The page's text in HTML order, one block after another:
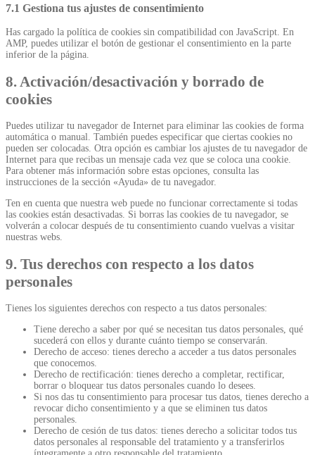
7.1 Gestiona tus ajustes de consentimiento
Has cargado la política de cookies sin compatibilidad con JavaScript. En
AMP, puedes utilizar el botón de gestionar el consentimiento en la parte
inferior de la página.
8. Activación/desactivación y borrado de
cookies
Puedes utilizar tu navegador de Internet para eliminar las cookies de forma
automática o manual. También puedes especificar que ciertas cookies no
pueden ser colocadas. Otra opción es cambiar los ajustes de tu navegador de
Internet para que recibas un mensaje cada vez que se coloca una cookie.
Para obtener más información sobre estas opciones, consulta las
instrucciones de la sección «Ayuda» de tu navegador.
Ten en cuenta que nuestra web puede no funcionar correctamente si todas
las cookies están desactivadas. Si borras las cookies de tu navegador, se
volverán a colocar después de tu consentimiento cuando vuelvas a visitar
nuestras webs.
9. Tus derechos con respecto a los datos
personales
Tienes los siguientes derechos con respecto a tus datos personales:
Tiene derecho a saber por qué se necesitan tus datos personales, qué
sucederá con ellos y durante cuánto tiempo se conservarán.
Derecho de acceso: tienes derecho a acceder a tus datos personales
que conocemos.
Derecho de rectificación: tienes derecho a completar, rectificar,
borrar o bloquear tus datos personales cuando lo desees.
Si nos das tu consentimiento para procesar tus datos, tienes derecho a
revocar dicho consentimiento y a que se eliminen tus datos
personales.
Derecho de cesión de tus datos: tienes derecho a solicitar todos tus
datos personales al responsable del tratamiento y a transferirlos